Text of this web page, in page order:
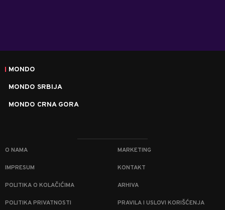
MONDO
MONDO SRBIJA
MONDO CRNA GORA
O NAMA MARKETING
IMPRESUM KONTAKT
POLITIKA O KOLAČIĆIMA ARHIVA
POLITIKA PRIVATNOSTI PRAVILA I USLOVI KORIŠĆENJA